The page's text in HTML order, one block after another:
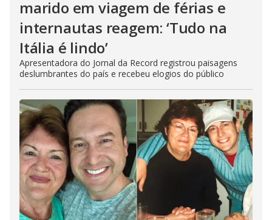
marido em viagem de férias e
internautas reagem: ‘Tudo na
Itália é lindo’
Apresentadora do Jornal da Record registrou paisagens
deslumbrantes do país e recebeu elogios do público